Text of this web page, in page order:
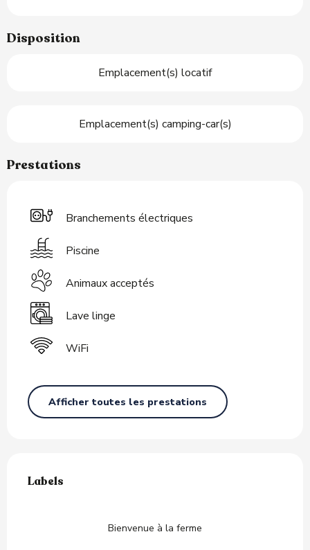
Disposition
Emplacement(s) locatif
Emplacement(s) camping-car(s)
Prestations
Branchements électriques
Piscine
Animaux acceptés
Lave linge
WiFi
Afficher toutes les prestations
Labels
Labels
Bienvenue à la ferme